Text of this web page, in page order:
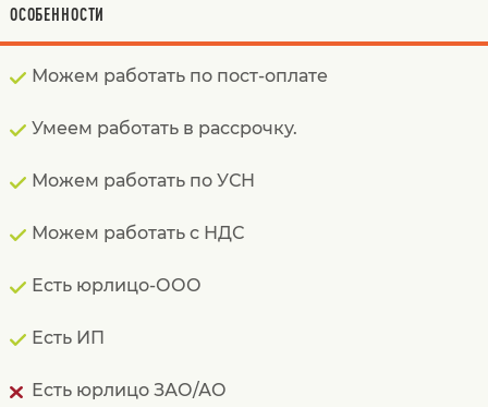
ОСОБЕННОСТИ
Можем работать по пост-оплате
Умеем работать в рассрочку.
Можем работать по УСН
Можем работать с НДС
Есть юрлицо-ООО
Есть ИП
Есть юрлицо ЗАО/АО